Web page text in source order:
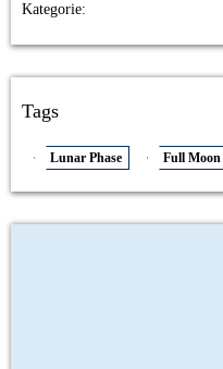
Kategorie
Tags
Lunar Phase Full Moon